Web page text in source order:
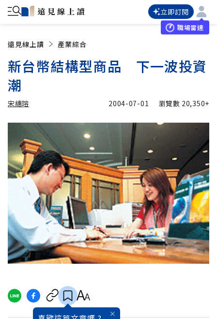
立即訂閱
職場雷達
遠見線上讀 產業綜合
新台幣結構型商品 下一波投資
潮
宋繐瑢
宋繐瑢 加入追蹤
2004-07-01 瀏覽數 20,350+